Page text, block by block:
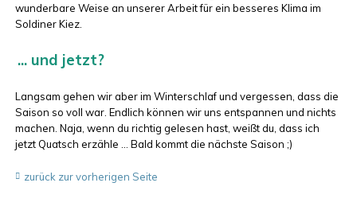
wunderbare Weise an unserer Arbeit für ein besseres Klima im
Soldiner Kiez.
... und jetzt?
Langsam gehen wir aber im Winterschlaf und vergessen, dass die
Saison so voll war. Endlich können wir uns entspannen und nichts
machen. Naja, wenn du richtig gelesen hast, weißt du, dass ich
jetzt Quatsch erzähle … Bald kommt die nächste Saison ;)
zurück zur vorherigen Seite